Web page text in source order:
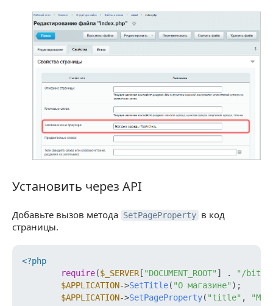
Установить через API
Установить через API
Добавьте вызов метода SetPageProperty в код
страницы.
<?php
require($_SERVER [ "DOCUMENT_ROOT" ] .
"/
$APPLICATION->SetTitle( "О магазине" );
$APPLICATION->SetPageProperty( "title" ,